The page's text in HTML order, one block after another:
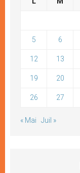
5 6
12 13
19 20
26 27
« Mai Juil »